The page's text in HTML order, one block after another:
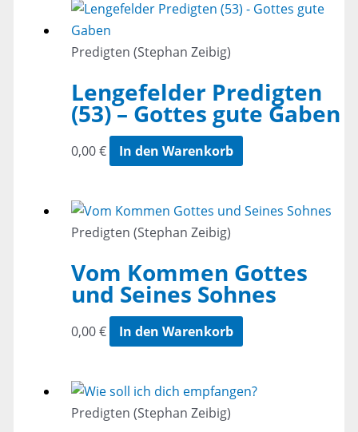
Predigten (Stephan Zeibig)
Lengefelder Predigten
(53) – Gottes gute Gaben
0,00€ In den Warenkorb
Predigten (Stephan Zeibig)
Vom Kommen Gottes
und Seines Sohnes
0,00€ In den Warenkorb
Predigten (Stephan Zeibig)